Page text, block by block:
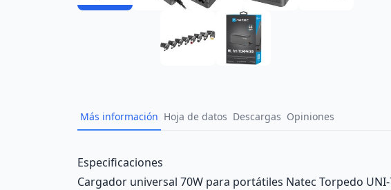
Más información Hoja de datos Descargas Opiniones
Description
Especificaciones
Cargador universal 70W para portátiles Natec Torpedo UNI-